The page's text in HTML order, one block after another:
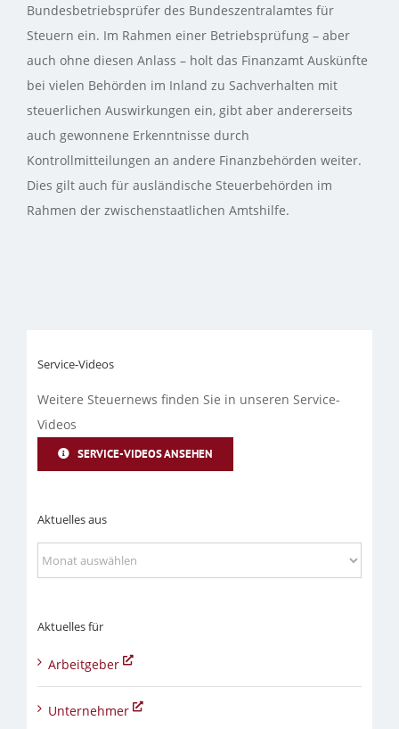
Bundesbetriebsprüfer des Bundeszentralamtes für
Steuern ein. Im Rahmen einer Betriebsprüfung – aber
auch ohne diesen Anlass – holt das Finanzamt Auskünfte
bei vielen Behörden im Inland zu Sachverhalten mit
steuerlichen Auswirkungen ein, gibt aber andererseits
auch gewonnene Erkenntnisse durch
Kontrollmitteilungen an andere Finanzbehörden weiter.
Dies gilt auch für ausländische Steuerbehörden im
Rahmen der zwischenstaatlichen Amtshilfe.
Service-Videos
Weitere Steuernews finden Sie in unseren Service-
Videos
SERVICE-VIDEOS ANSEHEN
Aktuelles aus
Aktuelles
aus
Aktuelles für
Arbeitgeber
Unternehmer